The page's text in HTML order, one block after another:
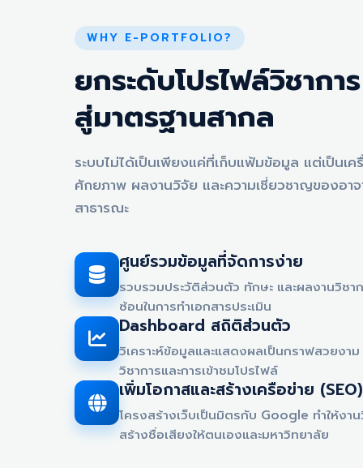
WHY E-PORTFOLIO?
ยกระดับโปรไฟล์วิชาการ
สู่มาตรฐานสากล
ระบบไม่ได้เป็นเพียงแค่ที่เก็บแฟ้มข้อมูล แต่เป็นเ
ศักยภาพ ผลงานวิจัย และความเชี่ยวชาญของอา
สาธารณะ
ศูนย์รวมข้อมูลที่จัดการง่าย
รวบรวมประวัติส่วนตัว ทักษะ และผลงานวิชา
ซ้อนในการทำเอกสารประเมิน
Dashboard สถิติส่วนตัว
วิเคราะห์ข้อมูลและแสดงผลเป็นกราฟสวยงา
วิชาการและการเข้าชมโปรไฟล์
เพิ่มโอกาสและสร้างเครือข่าย (SEO)
โครงสร้างเว็บเป็นมิตรกับ Google ทำให้ง
สร้างชื่อเสียงให้ตนเองและมหาวิทยาลัย